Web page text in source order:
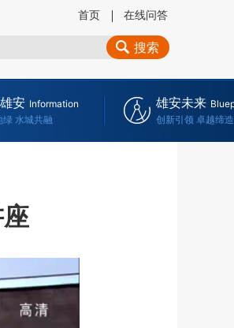
首页 在线问答
搜索
安 Information
绿 水城共融
雄安未来
创新引领 卓越缔造